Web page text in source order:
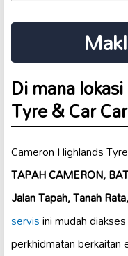
Di mana
Tyre & Car
Cameron Highlands
TAPAH CAMERON,
Jalan Tapah, Tanah
servisini mudah
perkhidmatan berkaitan